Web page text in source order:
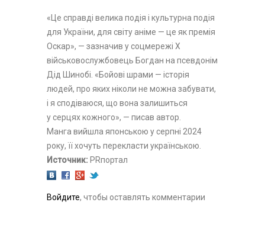
«Це справді велика подія і культурна подія
для України, для світу аніме — це як премія
Оскар», — зазначив у соцмережі X
військовослужбовець Богдан на псевдонім
Дід Шинобі. «Бойові шрами — історія
людей, про яких ніколи не можна забувати,
і я сподіваюся, що вона залишиться
у серцях кожного», — писав автор.
Манга вийшла японською у серпні 2024
року, її хочуть перекласти українською.
Источник: PRпортал
Войдите, чтобы оставлять комментарии